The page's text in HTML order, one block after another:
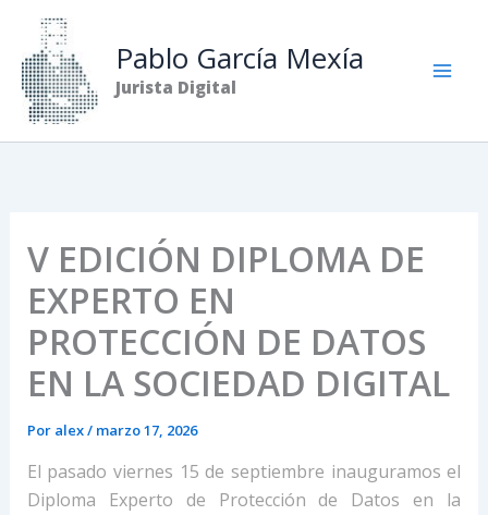
contenido
Pablo García Mexía
Jurista Digital
V EDICIÓN DIPLOMA DE
EXPERTO EN
PROTECCIÓN DE DATOS
EN LA SOCIEDAD DIGITAL
Por alex/ marzo 17, 2026
El pasado viernes 15 de septiembre inauguramos el
Diploma Experto de Protección de Datos en la